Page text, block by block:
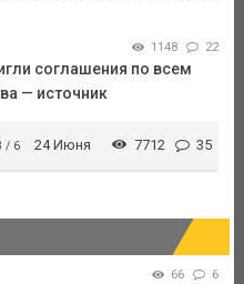
1148 22
соглашения по всем
— источник
/ 6 24 Июня 7712 35
66 6